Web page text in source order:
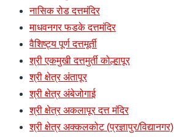
नासिक रोड दत्तमंदिर
माधवनगर फडके दत्तमंदिर
वैशिष्ट्य पूर्ण दत्तमूर्ती
श्री एकमुखी दत्तमुर्ती कोल्हापूर
श्री क्षेत्र अंतापूर
श्री क्षेत्र अंबेजोगाई
श्री क्षेत्र अकलापूर दत्त मंदिर
श्री क्षेत्र अक्कलकोट (प्रज्ञापुर/विद्यानगर)